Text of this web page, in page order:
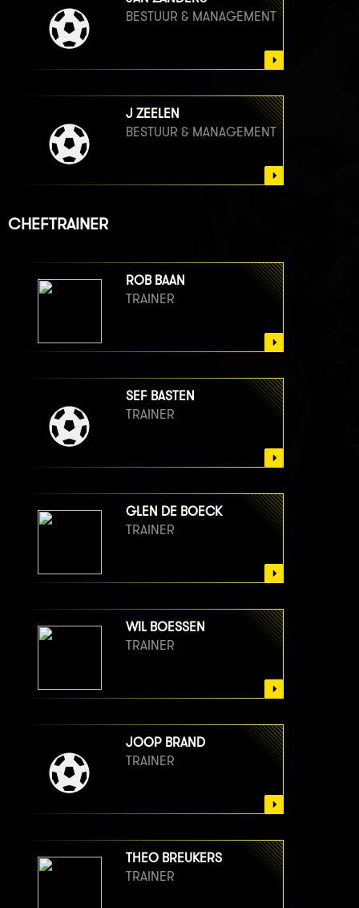
BESTUUR & MANAGEMENT
J ZEELEN
BESTUUR & MANAGEMENT
CHEFTRAINER
ROB BAAN
TRAINER
SEF BASTEN
TRAINER
GLEN DE BOECK
TRAINER
WIL BOESSEN
TRAINER
JOOP BRAND
TRAINER
THEO BREUKERS
TRAINER